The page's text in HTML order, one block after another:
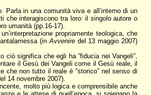
Parla in una comunità viva e all’interno di un
che interagiscono tra loro: il singolo autore o
umanità (pp.16-17).
propriamente teologica, che
(in Avveniredel 13 maggio 2007)
significa che egli ha “fiducia nei Vangeli”,
il Gesù dei Vangeli come il Gesù reale, il
che non tutto il reale è “storico” nel senso di
14 novembre 2007).
molto più logica e comprensibile anche